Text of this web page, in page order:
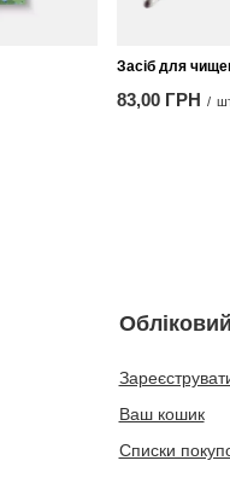
Засіб для
83,00 ГРН /
Ваш кошик
Списки